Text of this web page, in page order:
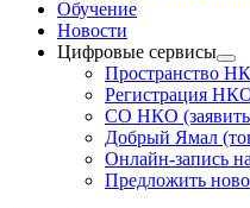
Обучение
Новости
Цифровые сервисы
Пространство
Регистрация
СО НКО (заявить
Добрый Ямал
Онлайн-запись
Предложить